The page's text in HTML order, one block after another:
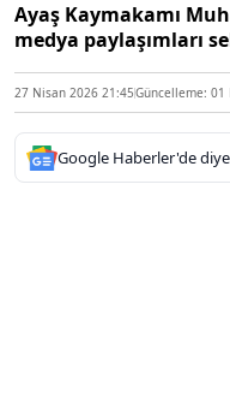
Ayaş Kaymakamı
medya paylaşımları
27 Nisan 2026 21:45Güncelleme: 01
Google Haberler'de